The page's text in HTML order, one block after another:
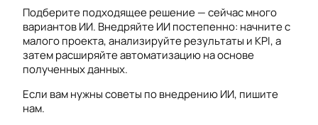
Подберите подходящее решение — сейчас много
вариантов ИИ. Внедряйте ИИ постепенно: начните с
малого проекта, анализируйте результаты и KPI, а
затем расширяйте автоматизацию на основе
полученных данных.
Если вам нужны советы по внедрению ИИ, пишите
нам.